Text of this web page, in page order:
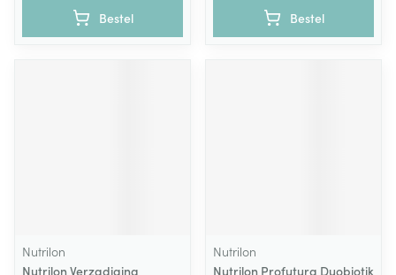
Bestel Bestel
Nutrilon
Nutrilon Verzadiging
Nutrilon
Nutrilon Profutura Duobiotik